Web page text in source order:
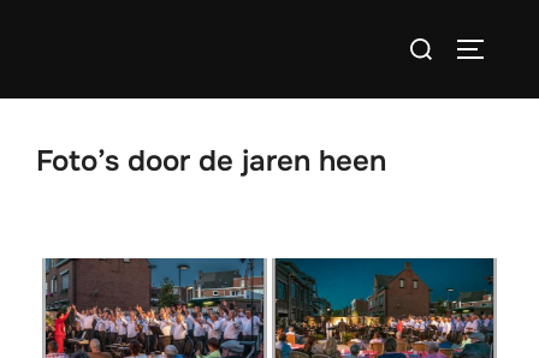
Zoek
Foto’s door de jaren heen